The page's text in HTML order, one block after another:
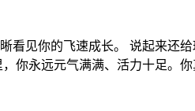
见你的飞速成长。 说起来还
你永远元气满满、活力十足。